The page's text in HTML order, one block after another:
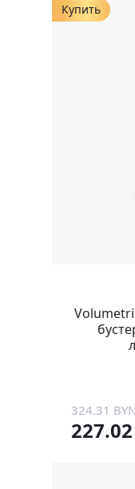
Купить
324.31 BYN
227.02